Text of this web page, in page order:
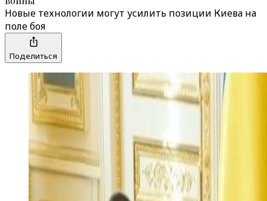
Новые технологии могут усилить позиции Киева на
поле боя
Поделиться